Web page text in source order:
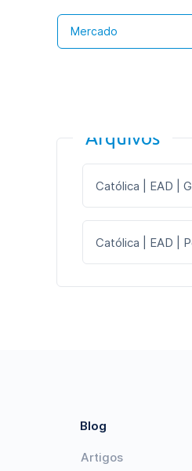
Mercado
Arquivos
Católica | EAD |
Católica | EAD |
Blog
Artigos